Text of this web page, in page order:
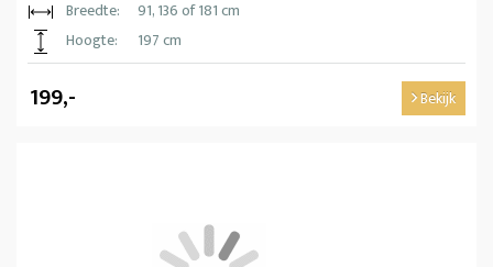
Breedte:
91, 136 of 181 cm
Hoogte:
197 cm
199,- Bekijk